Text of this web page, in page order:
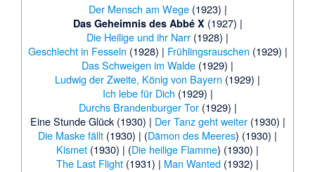
Der Mensch am Wege(1923) |
Das Geheimnis des Abbé X (1927) |
Die Heilige und ihr Narr (1928) |
Geschlecht in Fesseln (1928) | Frühlingsrauschen (1929) |
Das Schweigen im Walde (1929) |
Ludwig der Zweite, König von Bayern (1929) |
Ich lebe für Dich (1929) |
Durchs Brandenburger Tor(1929) |
Eine Stunde Glück(1930) | Der Tanz geht weiter(1930) |
Die Maske fällt (1930) | (Dämon des Meeres) (1930) |
Kismet (1930) | (Die heilige Flamme) (1930) |
The Last Flight (1931) | Man Wanted (1932) |